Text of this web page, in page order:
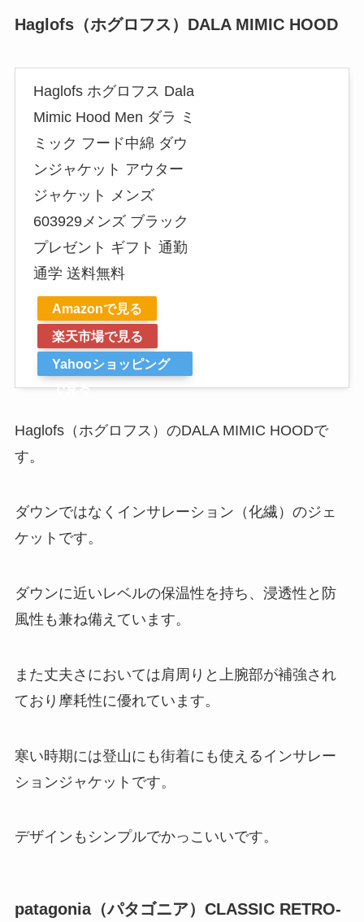
トするためとても暖かいです。秋から冬、...
Haglofs（ホグロフス）DALA MIMIC HOOD
Haglofs ホグロフス Dala
Mimic Hood Men ダラ ミ
ミック フード中綿 ダウ
ンジャケット アウター
ジャケット メンズ
603929メンズ ブラック
プレゼント ギフト 通勤
通学 送料無料
Amazonで見る
楽天市場で見る
Yahooショッピング
で見る
Haglofs（ホグロフス）のDALA MIMIC HOODで
す。
ダウンではなくインサレーション（化繊）のジェ
ケットです。
ダウンに近いレベルの保温性を持ち、浸透性と防
風性も兼ね備えています。
また丈夫さにおいては肩周りと上腕部が補強され
ており摩耗性に優れています。
寒い時期には登山にも街着にも使えるインサレー
ションジャケットです。
デザインもシンプルでかっこいいです。
patagonia（パタゴニア）CLASSIC RETRO-